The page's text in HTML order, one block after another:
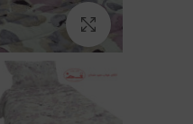
بزرگنمایی